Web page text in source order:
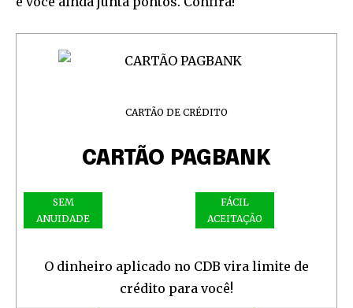
CARTÃO DE CRÉDITO
CARTÃO PAGBANK
SEM
ANUIDADE
FÁCIL
ACEITAÇÃO
O dinheiro aplicado no CDB vira limite de
crédito para você!